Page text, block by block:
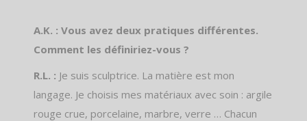
A.K. : Vous avez deux pratiques différentes.
Comment les définiriez-vous ?
R.L. : Je suis sculptrice. La matière est mon
langage. Je choisis mes matériaux avec soin : argile
rouge crue, porcelaine, marbre, verre … Chacun